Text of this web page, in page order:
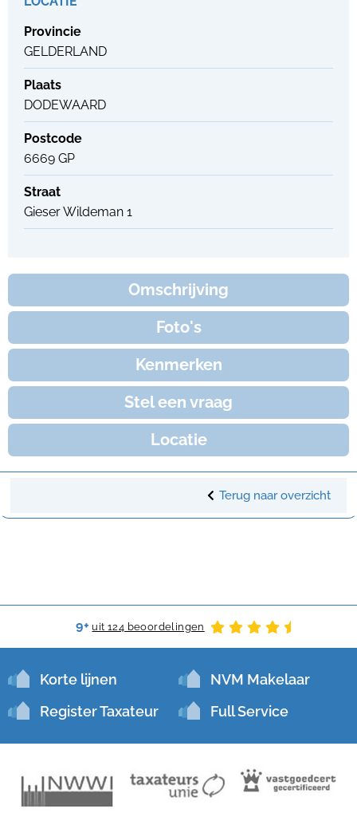
Provincie
GELDERLAND
Plaats
DODEWAARD
Postcode
6669 GP
Straat
Gieser Wildeman 1
Omschrijving
Foto's
Kenmerken
Stel een vraag
Locatie
Terug naar overzicht
9+ uit 124 beoordelingen
Korte lijnen
NVM Makelaar
Register Taxateur
Full Service